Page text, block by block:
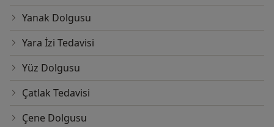
Yanak Dolgusu
Yara İzi Tedavisi
Yüz Dolgusu
Çatlak Tedavisi
Çene Dolgusu